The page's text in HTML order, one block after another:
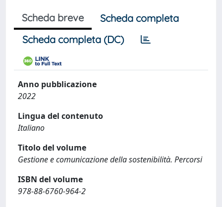
Scheda breve
Scheda completa
Scheda completa (DC)
Anno pubblicazione
2022
Lingua del contenuto
Italiano
Titolo del volume
Gestione e comunicazione della sostenibilità. Percorsi
ISBN del volume
978-88-6760-964-2